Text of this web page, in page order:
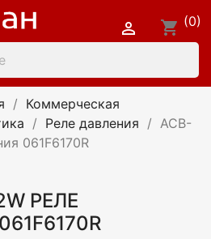
shopping_cart (0)

Коммерческая
Реле давления
ACB-
061F6170R
РЕЛЕ